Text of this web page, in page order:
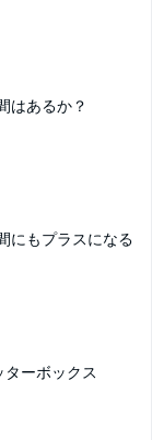
はあるか？
にもプラスになる
ーボックス